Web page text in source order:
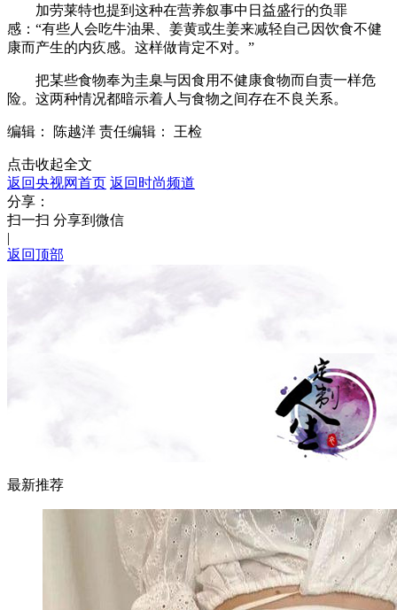
加劳莱特也提到这种在营养叙事中日益盛行的负罪
感：“有些人会吃牛油果、姜黄或生姜来减轻自己因饮食不健
康而产生的内疚感。这样做肯定不对。”
把某些食物奉为圭臬与因食用不健康食物而自责一样危
险。这两种情况都暗示着人与食物之间存在不良关系。
编辑： 陈越洋 责任编辑： 王检
点击收起全文
返回央视网首页 返回时尚频道
分享：
扫一扫 分享到微信
|
返回顶部
最新推荐